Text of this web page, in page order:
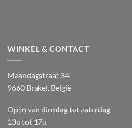
WINKEL & CONTACT
Maandagstraat 34
9660 Brakel, België
Open van dinsdag tot zaterdag
13u tot 17u